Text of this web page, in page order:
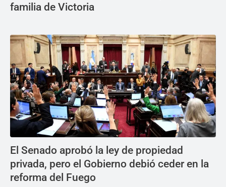
familia de Victoria
El Senado aprobó la ley de propiedad
privada, pero el Gobierno debió ceder en la
reforma del Fuego